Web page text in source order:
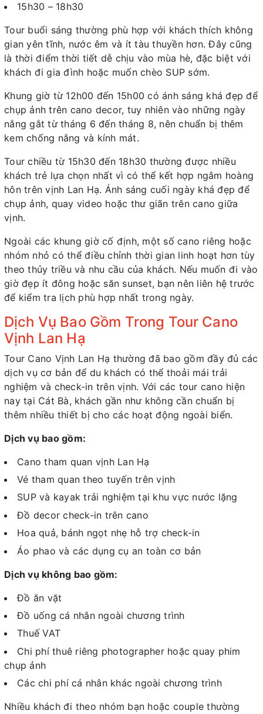
15h30 – 18h30
Tour buổi sáng thường phù hợp với khách thích không
gian yên tĩnh, nước êm và ít tàu thuyền hơn. Đây cũng
là thời điểm thời tiết dễ chịu vào mùa hè, đặc biệt với
khách đi gia đình hoặc muốn chèo SUP sớm.
Khung giờ từ 12h00 đến 15h00 có ánh sáng khá đẹp để
chụp ảnh trên cano decor, tuy nhiên vào những ngày
nắng gắt từ tháng 6 đến tháng 8, nên chuẩn bị thêm
kem chống nắng và kính mát.
Tour chiều từ 15h30 đến 18h30 thường được nhiều
khách trẻ lựa chọn nhất vì có thể kết hợp ngắm hoàng
hôn trên vịnh Lan Hạ. Ánh sáng cuối ngày khá đẹp để
chụp ảnh, quay video hoặc thư giãn trên cano giữa
vịnh.
Ngoài các khung giờ cố định, một số cano riêng hoặc
nhóm nhỏ có thể điều chỉnh thời gian linh hoạt hơn tùy
theo thủy triều và nhu cầu của khách. Nếu muốn đi vào
giờ đẹp ít đông hoặc săn sunset, bạn nên liên hệ trước
để kiểm tra lịch phù hợp nhất trong ngày.
Dịch Vụ Bao Gồm Trong Tour Cano
Vịnh Lan Hạ
Tour Cano Vịnh Lan Hạ thường đã bao gồm đầy đủ các
dịch vụ cơ bản để du khách có thể thoải mái trải
nghiệm và check-in trên vịnh. Với các tour cano hiện
nay tại Cát Bà, khách gần như không cần chuẩn bị
thêm nhiều thiết bị cho các hoạt động ngoài biển.
Dịch vụ bao gồm:
Cano tham quan vịnh Lan Hạ
Vé tham quan theo tuyến trên vịnh
SUP và kayak trải nghiệm tại khu vực nước lặng
Đồ decor check-in trên cano
Hoa quả, bánh ngọt nhẹ hỗ trợ check-in
Áo phao và các dụng cụ an toàn cơ bản
Dịch vụ không bao gồm:
Đồ ăn vặt
Đồ uống cá nhân ngoài chương trình
Thuế VAT
Chi phí thuê riêng photographer hoặc quay phim
chụp ảnh
Các chi phí cá nhân khác ngoài chương trình
Nhiều khách đi theo nhóm bạn hoặc couple thường